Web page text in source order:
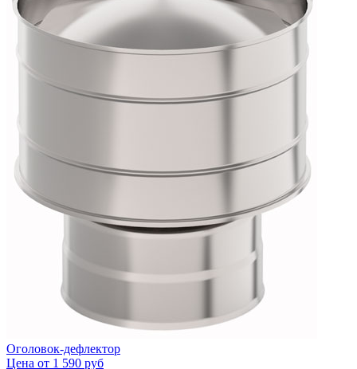
Оголовок-дефлектор
Цена от 1 590 руб